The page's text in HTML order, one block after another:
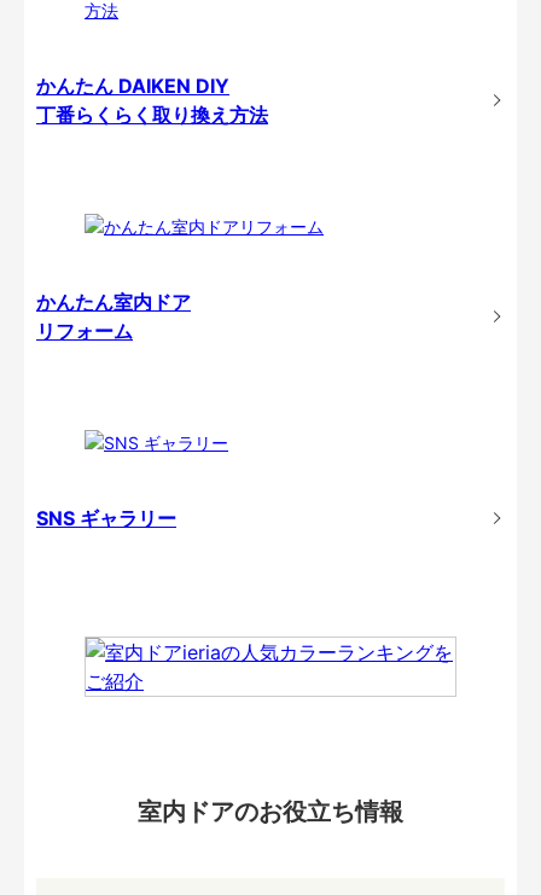
かんたん DAIKEN DIY
丁番らくらく取り換え方法
かんたん室内ドア
リフォーム
SNS ギャラリー
室内ドアのお役立ち情報